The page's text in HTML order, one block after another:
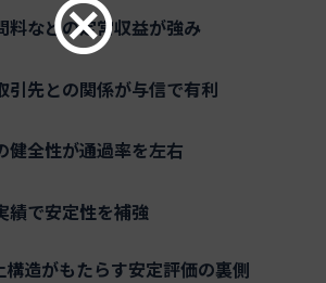
料などの定常収益が強み
引先との関係が与信で有利
健全性が通過率を左右
績で安定性を補強
造がもたらす安定評価の裏側